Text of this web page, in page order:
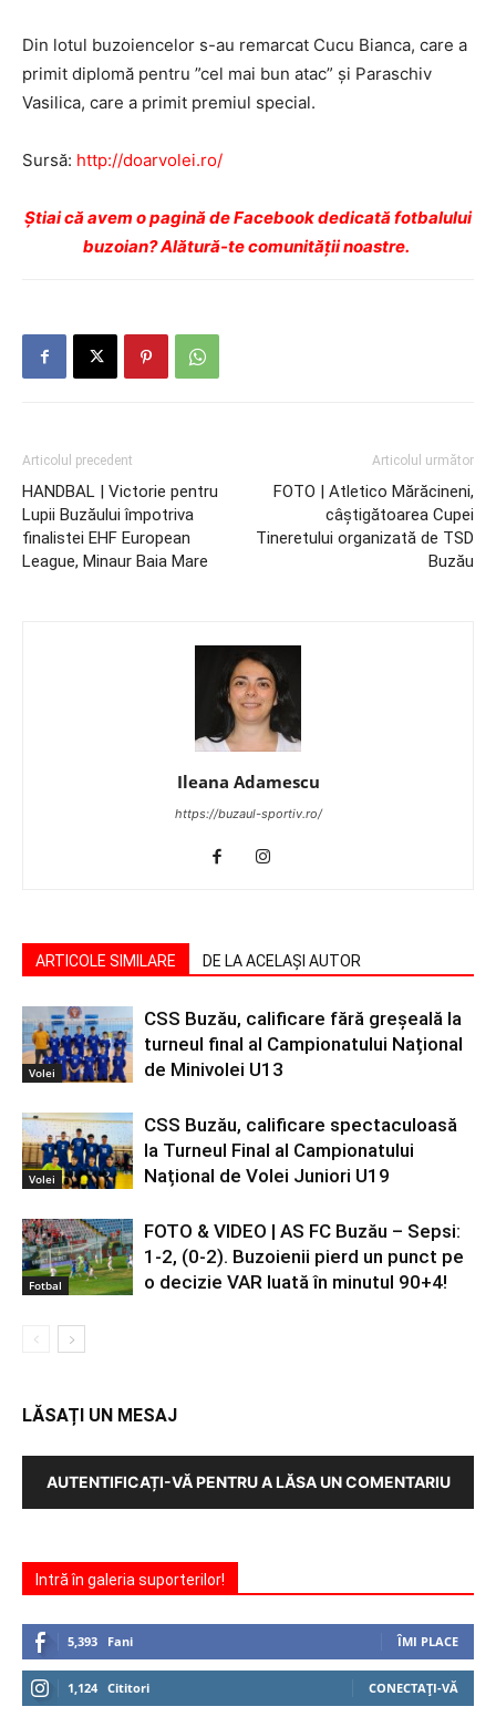
Din lotul buzoiencelor s-au remarcat Cucu Bianca, care a
primit diplomă pentru ”cel mai bun atac” și Paraschiv
Vasilica, care a primit premiul special.
Sursă: http://doarvolei.ro/
Ştiai că avem o pagină de Facebook dedicată fotbalului
buzoian? Alătură-te comunității noastre.
Articolul precedent
HANDBAL | Victorie pentru
Lupii Buzăului împotriva
finalistei EHF European
League, Minaur Baia Mare
Articolul următor
FOTO | Atletico Mărăcineni,
câştigătoarea Cupei
Tineretului organizată de TSD
Buzău
Ileana Adamescu
https://buzaul-sportiv.ro/
ARTICOLE SIMILARE DE LA ACELAȘI AUTOR
Volei
CSS Buzău, calificare fără greșeală la
turneul final al Campionatului Național
de Minivolei U13
Volei
CSS Buzău, calificare spectaculoasă
la Turneul Final al Campionatului
Național de Volei Juniori U19
Fotbal
FOTO & VIDEO | AS FC Buzău – Sepsi:
1-2, (0-2). Buzoienii pierd un punct pe
o decizie VAR luată în minutul 90+4!
LĂSAȚI UN MESAJ
AUTENTIFICAȚI-VĂ PENTRU A LĂSA UN COMENTARIU
Intră în galeria suporterilor!
5,393 Fani ÎMI PLACE
1,124 Cititori CONECTAȚI-VĂ